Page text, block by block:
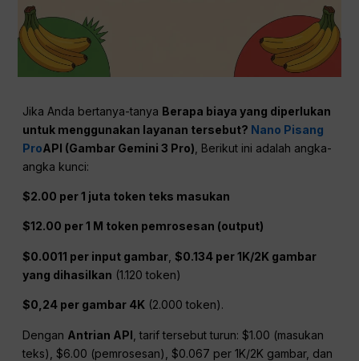
Jika Anda bertanya-tanya Berapa biaya yang diperlukan
untuk menggunakan layanan tersebut? Nano Pisang
ProAPI (Gambar Gemini 3 Pro) , Berikut ini adalah angka-
angka kunci:
$2.00 per 1 juta token teks masukan
$12.00 per 1 M token pemrosesan (output)
$0.0011 per input gambar ,$0.134 per 1K/2K gambar
yang dihasilkan (1.120 token)
$0,24 per gambar 4K (2.000 token).
Dengan Antrian API , tarif tersebut turun: $1.00 (masukan
teks), $6.00 (pemrosesan), $0.067 per 1K/2K gambar, dan